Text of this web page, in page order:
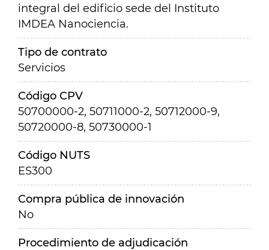
integral del edificio sede del Instituto
IMDEA Nanociencia.
Tipo de contrato
Servicios
Código CPV
50700000-2, 50711000-2, 50712000-9,
50720000-8, 50730000-1
Código NUTS
ES300
Compra pública de innovación
No
Procedimiento de adjudicación